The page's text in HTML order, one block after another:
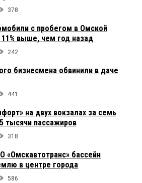
378
с пробегом в Омской
11% выше, чем год назад
242
бизнесмена обвинили в даче
441
на двух вокзалах за семь
тысячи пассажиров
318
«Омскавтотранс» бассейн
в центре города
586